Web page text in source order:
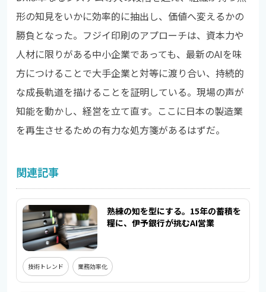
形の知見をいかに効率的に抽出し、価値へ変えるかの
勝負となった。フジイ印刷のアプローチは、資本力や
人材に限りがある中小企業であっても、最新のAIを味
方につけることで大手企業と対等に渡り合い、持続的
な成長軌道を描けることを証明している。現場の声が
知能を動かし、経営を立て直す。ここに日本の製造業
を再生させるための有力な処方箋があるはずだ。
関連記事
熟練の知を型にする。15年の蓄積を
糧に、伊予銀行が挑むAI営業
技術トレンド 業務効率化